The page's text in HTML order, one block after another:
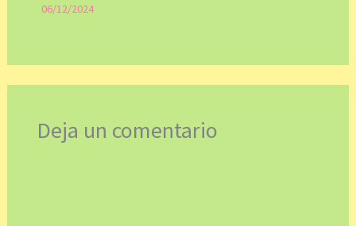
06/12/2024
Deja un comentario